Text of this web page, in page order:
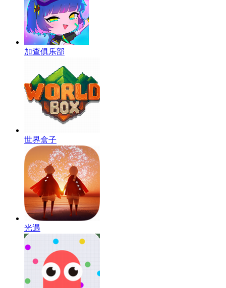
加查俱乐部
世界盒子
光遇